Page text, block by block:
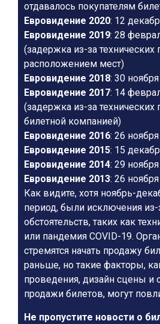
отдавалось покупателям
Евровидение 2020: 12
Евровидение 2019: 28
(задержка из-за технических
расположением мест)
Евровидение 2018: 30
Евровидение 2017: 14
(задержка из-за технических
билетной компанией)
Евровидение 2016: 26
Евровидение 2015: 15
Евровидение 2014: 29
Евровидение 2013: 26
Как видите, хотя ноябрь-
период, были исключения
обстоятельств, таких как
или пандемия COVID-19.
стремятся начать продажу
раньше, но такие факторы,
проведения, дизайн сцены и
продажи билетов, могут
Не пропустите новости о